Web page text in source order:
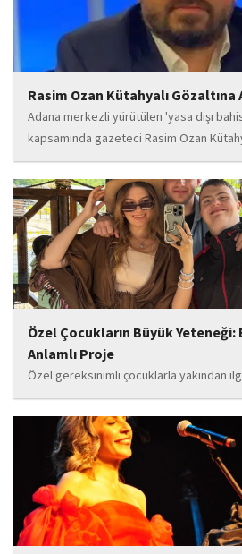
Rasim Ozan Kütahyalı Gözaltına
Adana merkezli yürütülen 'yasa dışı
kapsamında gazeteci Rasim Ozan
gözaltına alındı.
Özel Çocukların Büyük Yeteneği:
Anlamlı Proje
Özel gereksinimli çocuklarla yakından
hayata geçirdiği örnek çalışma ile hem
toplumun dikkatini çekiyor. “Hayatta
hediyedir” anlayışıyla yola çıkan Bozkurt,...